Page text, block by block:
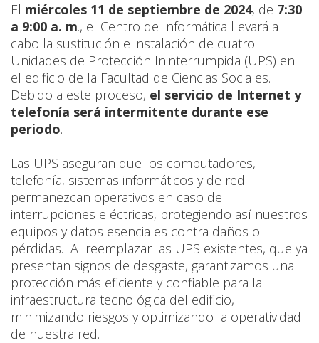
El miércoles 11 de septiembre de 2024, de 7:30
a 9:00 a. m., el Centro de Informática llevará a
cabo la sustitución e instalación de cuatro
Unidades de Protección Ininterrumpida (UPS) en
el edificio de la Facultad de Ciencias Sociales.
Debido a este proceso, el servicio de Internet y
telefonía será intermitente durante ese
periodo.
Las UPS aseguran que los computadores,
telefonía, sistemas informáticos y de red
permanezcan operativos en caso de
interrupciones eléctricas, protegiendo así nuestros
equipos y datos esenciales contra daños o
pérdidas. Al reemplazar las UPS existentes, que ya
presentan signos de desgaste, garantizamos una
protección más eficiente y confiable para la
infraestructura tecnológica del edificio,
minimizando riesgos y optimizando la operatividad
de nuestra red.